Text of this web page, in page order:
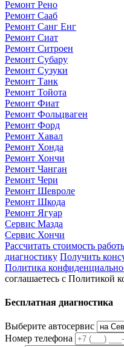
Ремонт Рено
Ремонт Сааб
Ремонт Санг Енг
Ремонт Сиат
Ремонт Ситроен
Ремонт Субару
Ремонт Сузуки
Ремонт Танк
Ремонт Тойота
Ремонт Фиат
Ремонт Фольцваген
Ремонт Форд
Ремонт Хавал
Ремонт Хонда
Ремонт Хончи
Ремонт Чанган
Ремонт Чери
Ремонт Шевроле
Ремонт Шкода
Ремонт Ягуар
Сервис Мазда
Сервис Хончи
Рассчитать стоимость
диагностику Получить
Политика
соглашаетесь с Политикой
Бесплатная диагностика
Выберите автосервис
Номер телефона